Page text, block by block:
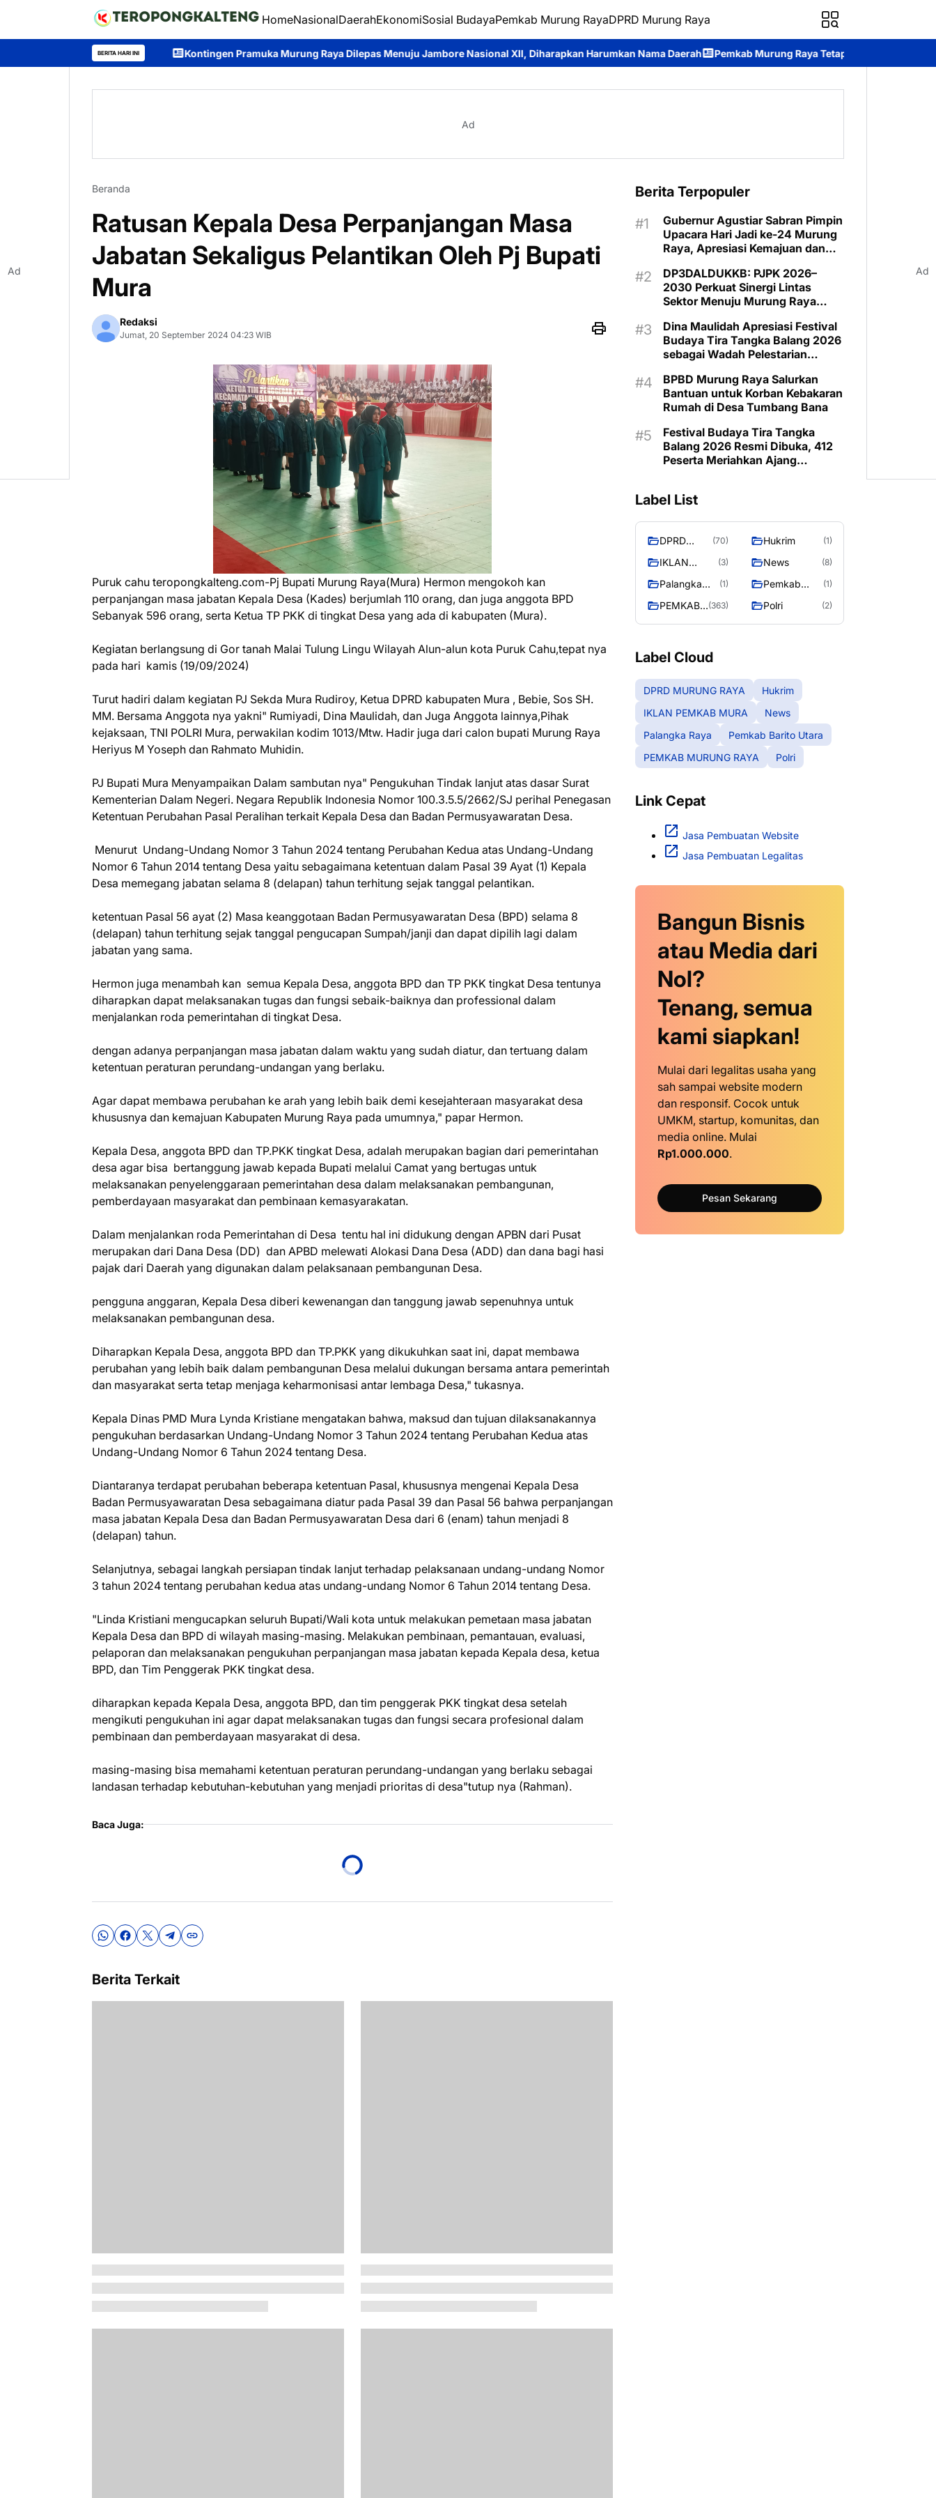
HomeNasionalDaerahEkonomiSosial BudayaPemkab Murung RayaDPRD Murung Raya
BERITA HARI INI
Kontingen Pramuka Murung Raya Dilepas Menuju Jambore Nasional XII, Diharapkan Harumkan Nama Daerah Pemkab Murung Raya Tetapkan Status Siaga Darurat Karhutla,
Ad
Beranda
Ratusan Kepala Desa Perpanjangan Masa
Jabatan Sekaligus Pelantikan Oleh Pj Bupati
Mura
Redaksi
Jumat, 20 September 2024 04:23 WIB
Puruk cahu teropongkalteng.com-Pj Bupati Murung Raya(Mura) Hermon mengokoh kan
perpanjangan masa jabatan Kepala Desa (Kades) berjumlah 110 orang, dan juga anggota BPD
Sebanyak 596 orang, serta Ketua TP PKK di tingkat Desa yang ada di kabupaten (Mura).
Kegiatan berlangsung di Gor tanah Malai Tulung Lingu Wilayah Alun-alun kota Puruk Cahu,tepat nya
pada hari kamis (19/09/2024)
Turut hadiri dalam kegiatan PJ Sekda Mura Rudiroy, Ketua DPRD kabupaten Mura , Bebie, Sos SH.
MM. Bersama Anggota nya yakni" Rumiyadi, Dina Maulidah, dan Juga Anggota lainnya,Pihak
kejaksaan, TNI POLRI Mura, perwakilan kodim 1013/Mtw. Hadir juga dari calon bupati Murung Raya
Heriyus M Yoseph dan Rahmato Muhidin.
PJ Bupati Mura Menyampaikan Dalam sambutan nya" Pengukuhan Tindak lanjut atas dasar Surat
Kementerian Dalam Negeri. Negara Republik Indonesia Nomor 100.3.5.5/2662/SJ perihal Penegasan
Ketentuan Perubahan Pasal Peralihan terkait Kepala Desa dan Badan Permusyawaratan Desa.
Menurut Undang-Undang Nomor 3 Tahun 2024 tentang Perubahan Kedua atas Undang-Undang
Nomor 6 Tahun 2014 tentang Desa yaitu sebagaimana ketentuan dalam Pasal 39 Ayat (1) Kepala
Desa memegang jabatan selama 8 (delapan) tahun terhitung sejak tanggal pelantikan.
ketentuan Pasal 56 ayat (2) Masa keanggotaan Badan Permusyawaratan Desa (BPD) selama 8
(delapan) tahun terhitung sejak tanggal pengucapan Sumpah/janji dan dapat dipilih lagi dalam
jabatan yang sama.
Hermon juga menambah kan semua Kepala Desa, anggota BPD dan TP PKK tingkat Desa tentunya
diharapkan dapat melaksanakan tugas dan fungsi sebaik-baiknya dan professional dalam
menjalankan roda pemerintahan di tingkat Desa.
dengan adanya perpanjangan masa jabatan dalam waktu yang sudah diatur, dan tertuang dalam
ketentuan peraturan perundang-undangan yang berlaku.
Agar dapat membawa perubahan ke arah yang lebih baik demi kesejahteraan masyarakat desa
khususnya dan kemajuan Kabupaten Murung Raya pada umumnya," papar Hermon.
Kepala Desa, anggota BPD dan TP.PKK tingkat Desa, adalah merupakan bagian dari pemerintahan
desa agar bisa bertanggung jawab kepada Bupati melalui Camat yang bertugas untuk
melaksanakan penyelenggaraan pemerintahan desa dalam melaksanakan pembangunan,
pemberdayaan masyarakat dan pembinaan kemasyarakatan.
Dalam menjalankan roda Pemerintahan di Desa tentu hal ini didukung dengan APBN dari Pusat
merupakan dari Dana Desa (DD) dan APBD melewati Alokasi Dana Desa (ADD) dan dana bagi hasi
pajak dari Daerah yang digunakan dalam pelaksanaan pembangunan Desa.
pengguna anggaran, Kepala Desa diberi kewenangan dan tanggung jawab sepenuhnya untuk
melaksanakan pembangunan desa.
Diharapkan Kepala Desa, anggota BPD dan TP.PKK yang dikukuhkan saat ini, dapat membawa
perubahan yang lebih baik dalam pembangunan Desa melalui dukungan bersama antara pemerintah
dan masyarakat serta tetap menjaga keharmonisasi antar lembaga Desa," tukasnya.
Kepala Dinas PMD Mura Lynda Kristiane mengatakan bahwa, maksud dan tujuan dilaksanakannya
pengukuhan berdasarkan Undang-Undang Nomor 3 Tahun 2024 tentang Perubahan Kedua atas
Undang-Undang Nomor 6 Tahun 2024 tentang Desa.
Diantaranya terdapat perubahan beberapa ketentuan Pasal, khususnya mengenai Kepala Desa
Badan Permusyawaratan Desa sebagaimana diatur pada Pasal 39 dan Pasal 56 bahwa perpanjangan
masa jabatan Kepala Desa dan Badan Permusyawaratan Desa dari 6 (enam) tahun menjadi 8
(delapan) tahun.
Selanjutnya, sebagai langkah persiapan tindak lanjut terhadap pelaksanaan undang-undang Nomor
3 tahun 2024 tentang perubahan kedua atas undang-undang Nomor 6 Tahun 2014 tentang Desa.
"Linda Kristiani mengucapkan seluruh Bupati/Wali kota untuk melakukan pemetaan masa jabatan
Kepala Desa dan BPD di wilayah masing-masing. Melakukan pembinaan, pemantauan, evaluasi,
pelaporan dan melaksanakan pengukuhan perpanjangan masa jabatan kepada Kepala desa, ketua
BPD, dan Tim Penggerak PKK tingkat desa.
diharapkan kepada Kepala Desa, anggota BPD, dan tim penggerak PKK tingkat desa setelah
mengikuti pengukuhan ini agar dapat melaksanakan tugas dan fungsi secara profesional dalam
pembinaan dan pemberdayaan masyarakat di desa.
masing-masing bisa memahami ketentuan peraturan perundang-undangan yang berlaku sebagai
landasan terhadap kebutuhan-kebutuhan yang menjadi prioritas di desa"tutup nya (Rahman).
Baca Juga:
Berita Terkait
Berita Terpopuler
Gubernur Agustiar Sabran Pimpin
Upacara Hari Jadi ke-24 Murung
Raya, Apresiasi Kemajuan dan
DP3DALDUKKB: PJPK 2026–
2030 Perkuat Sinergi Lintas
Sektor Menuju Murung Raya
Dina Maulidah Apresiasi Festival
Budaya Tira Tangka Balang 2026
sebagai Wadah Pelestarian
BPBD Murung Raya Salurkan
Bantuan untuk Korban Kebakaran
Rumah di Desa Tumbang Bana
Festival Budaya Tira Tangka
Balang 2026 Resmi Dibuka, 412
Peserta Meriahkan Ajang
Label List
DPRD
RAYA
(70) Hukrim (1)
IKLAN
MURA
(3) News (8)
Palangka
(1)
Pemkab
(1)
PEMKAB
(363) Polri (2)
Label Cloud
DPRD MURUNG RAYA
Hukrim
IKLAN PEMKAB MURA
News
Palangka Raya
Pemkab Barito Utara
PEMKAB MURUNG RAYA
Polri
Link Cepat
Jasa Pembuatan Website
Jasa Pembuatan Legalitas
Bangun Bisnis
atau Media dari
Nol?
Tenang, semua
kami siapkan!
Mulai dari legalitas usaha yang
sah sampai website modern
dan responsif. Cocok untuk
UMKM, startup, komunitas, dan
media online. Mulai
Rp1.000.000.
Pesan Sekarang
Ad Ad